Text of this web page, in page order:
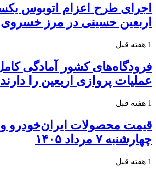
اجرای طرح اعزام اتوبوس
اربعین حسینی در مرز خسروی
1 هفته قبل
فرودگاه‌های کشور آمادگی
عملیات پروازی اربعین را دارند
1 هفته قبل
قیمت محصولات ایران‌خودرو و
چهارشنبه ۷ مرداد ۱۴۰۵
1 هفته قبل